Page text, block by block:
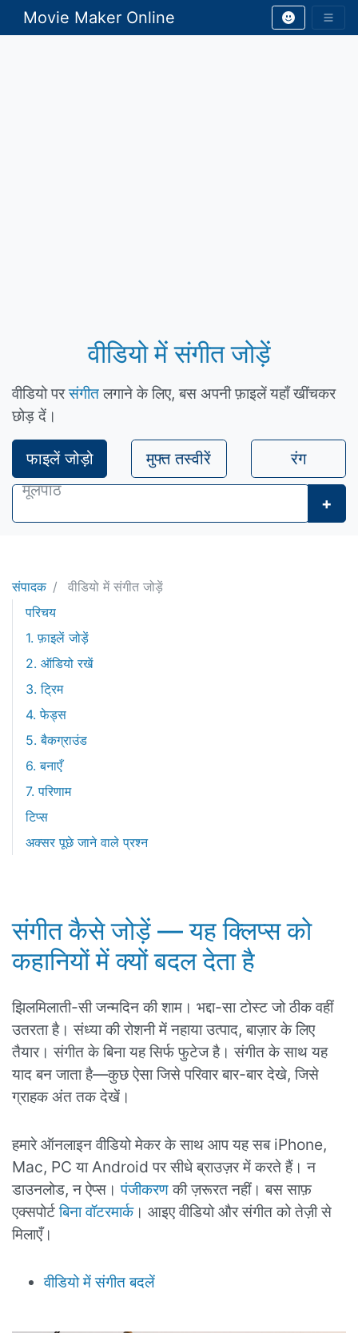
Movie Maker Online
वीडियो में संगीत जोड़ें
वीडियो परसंगीतलगाने के लिए, बस अपनी फ़ाइलें यहाँ खींचकर
छोड़ दें।
फाइलें जोड़ो मुफ्त तस्वीरें रंग
+
संपादक
वीडियो में संगीत जोड़ें
परिचय
1. फ़ाइलें जोड़ें
2. ऑडियो रखें
3. ट्रिम
4. फेड्स
5. बैकग्राउंड
6. बनाएँ
7. परिणाम
टिप्स
अक्सर पूछे जाने वाले प्रश्न
संगीत कैसे जोड़ें — यह क्लिप्स को
कहानियों में क्यों बदल देता है
झिलमिलाती-सी जन्मदिन की शाम। भद्दा-सा टोस्ट जो ठीक वहीं
उतरता है। संध्या की रोशनी में नहाया उत्पाद, बाज़ार के लिए
तैयार। संगीत के बिना यह सिर्फ फुटेज है। संगीत के साथ यह
याद बन जाता है—कुछ ऐसा जिसे परिवार बार-बार देखे, जिसे
ग्राहक अंत तक देखें।
हमारे ऑनलाइन वीडियो मेकर के साथ आप यह सब iPhone,
Mac, PC या Android पर सीधे ब्राउज़र में करते हैं। न
डाउनलोड, न ऐप्स।पंजीकरणकी ज़रूरत नहीं। बस साफ़
एक्सपोर्टबिना वॉटरमार्क। आइए वीडियो और संगीत को तेज़ी से
मिलाएँ।
वीडियो में संगीत बदलें